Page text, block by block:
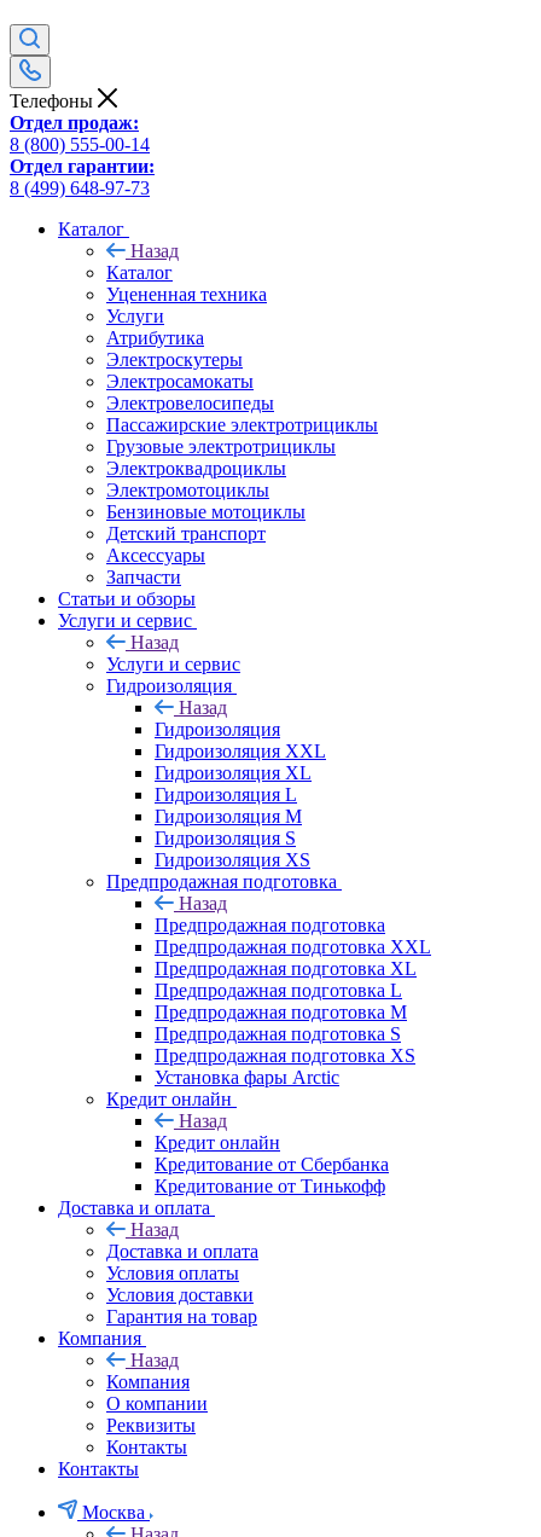
Телефоны
Отдел продаж:
8 (800) 555-00-14
Отдел гарантии:
8 (499) 648-97-73
Каталог
Назад
Каталог
Уцененная техника
Услуги
Атрибутика
Электроскутеры
Электросамокаты
Электровелосипеды
Пассажирские электротрициклы
Грузовые электротрициклы
Электроквадроциклы
Электромотоциклы
Бензиновые мотоциклы
Детский транспорт
Аксессуары
Запчасти
Статьи и обзоры
Услуги и сервис
Назад
Услуги и сервис
Гидроизоляция
Назад
Гидроизоляция
Гидроизоляция XXL
Гидроизоляция XL
Гидроизоляция L
Гидроизоляция M
Гидроизоляция S
Гидроизоляция XS
Предпродажная подготовка
Назад
Предпродажная подготовка
Предпродажная подготовка XXL
Предпродажная подготовка XL
Предпродажная подготовка L
Предпродажная подготовка M
Предпродажная подготовка S
Предпродажная подготовка XS
Установка фары Arctic
Кредит онлайн
Назад
Кредит онлайн
Кредитование от Сбербанка
Кредитование от Тинькофф
Доставка и оплата
Назад
Доставка и оплата
Условия оплаты
Условия доставки
Гарантия на товар
Компания
Назад
Компания
О компании
Реквизиты
Контакты
Контакты
Москва